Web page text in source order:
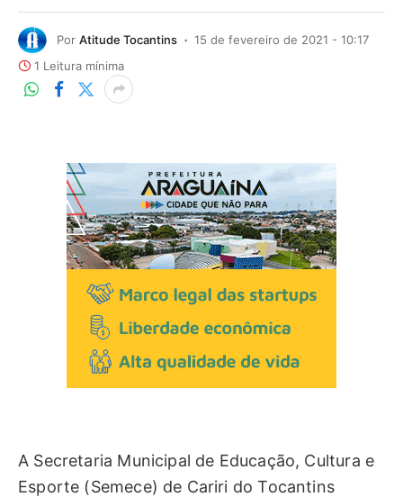
Por Atitude Tocantins
15 de fevereiro de 2021 - 10:17
1 Leitura mínima
A Secretaria Municipal de Educação, Cultura e
Esporte (Semece) de Cariri do Tocantins